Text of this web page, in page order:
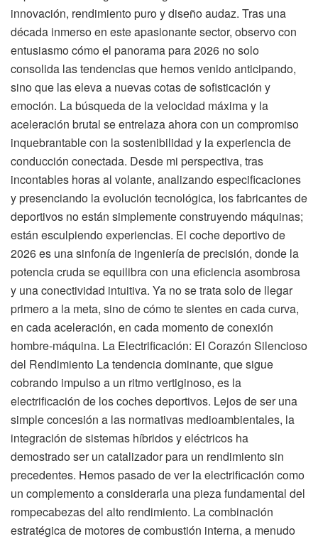
innovación, rendimiento puro y diseño audaz. Tras una
década inmerso en este apasionante sector, observo con
entusiasmo cómo el panorama para 2026 no solo
consolida las tendencias que hemos venido anticipando,
sino que las eleva a nuevas cotas de sofisticación y
emoción. La búsqueda de la velocidad máxima y la
aceleración brutal se entrelaza ahora con un compromiso
inquebrantable con la sostenibilidad y la experiencia de
conducción conectada. Desde mi perspectiva, tras
incontables horas al volante, analizando especificaciones
y presenciando la evolución tecnológica, los fabricantes de
deportivos no están simplemente construyendo máquinas;
están esculpiendo experiencias. El coche deportivo de
2026 es una sinfonía de ingeniería de precisión, donde la
potencia cruda se equilibra con una eficiencia asombrosa
y una conectividad intuitiva. Ya no se trata solo de llegar
primero a la meta, sino de cómo te sientes en cada curva,
en cada aceleración, en cada momento de conexión
hombre-máquina. La Electrificación: El Corazón Silencioso
del Rendimiento La tendencia dominante, que sigue
cobrando impulso a un ritmo vertiginoso, es la
electrificación de los coches deportivos. Lejos de ser una
simple concesión a las normativas medioambientales, la
integración de sistemas híbridos y eléctricos ha
demostrado ser un catalizador para un rendimiento sin
precedentes. Hemos pasado de ver la electrificación como
un complemento a considerarla una pieza fundamental del
rompecabezas del alto rendimiento. La combinación
estratégica de motores de combustión interna, a menudo